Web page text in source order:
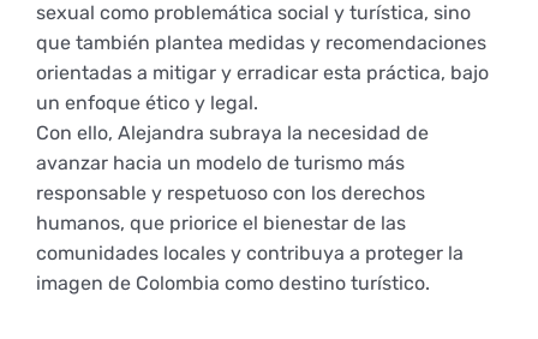
sexual como problemática social y turística, sino
que también plantea medidas y recomendaciones
orientadas a mitigar y erradicar esta práctica, bajo
un enfoque ético y legal.
Con ello, Alejandra subraya la necesidad de
avanzar hacia un modelo de turismo más
responsable y respetuoso con los derechos
humanos, que priorice el bienestar de las
comunidades locales y contribuya a proteger la
imagen de Colombia como destino turístico.